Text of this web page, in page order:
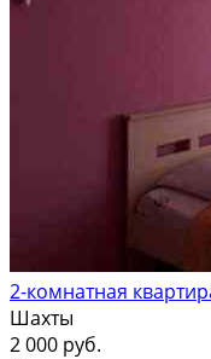
2-комнатная
Шахты
2 000 руб.